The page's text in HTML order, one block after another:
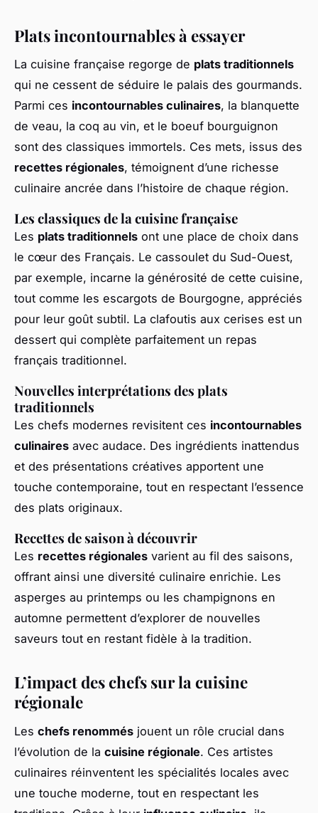
Plats incontournables à essayer
La cuisine française regorge de plats traditionnels
qui ne cessent de séduire le palais des gourmands.
Parmi ces incontournables culinaires, la blanquette
de veau, la coq au vin, et le boeuf bourguignon
sont des classiques immortels. Ces mets, issus des
recettes régionales, témoignent d’une richesse
culinaire ancrée dans l’histoire de chaque région.
Les classiques de la cuisine française
Les plats traditionnels ont une place de choix dans
le cœur des Français. Le cassoulet du Sud-Ouest,
par exemple, incarne la générosité de cette cuisine,
tout comme les escargots de Bourgogne, appréciés
pour leur goût subtil. La clafoutis aux cerises est un
dessert qui complète parfaitement un repas
français traditionnel.
Nouvelles interprétations des plats
traditionnels
Les chefs modernes revisitent ces incontournables
culinaires avec audace. Des ingrédients inattendus
et des présentations créatives apportent une
touche contemporaine, tout en respectant l’essence
des plats originaux.
Recettes de saison à découvrir
Les recettes régionales varient au fil des saisons,
offrant ainsi une diversité culinaire enrichie. Les
asperges au printemps ou les champignons en
automne permettent d’explorer de nouvelles
saveurs tout en restant fidèle à la tradition.
L’impact des chefs sur la cuisine
régionale
Les chefs renommés jouent un rôle crucial dans
l’évolution de la cuisine régionale. Ces artistes
culinaires réinventent les spécialités locales avec
une touche moderne, tout en respectant les